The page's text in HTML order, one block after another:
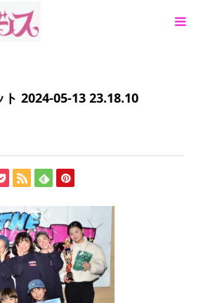
ト 2024-05-13 23.18.10